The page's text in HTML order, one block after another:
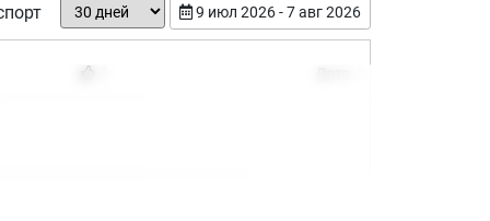
9 июл 2026 - 7 авг 2026